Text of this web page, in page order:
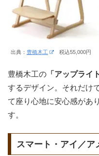
出典： 豊橋木工 税込55,000円
豊橋木工の 「アップライ
するデザイン。それだけ
て座り心地に安心感があ
す。
スマート・アイ／ア